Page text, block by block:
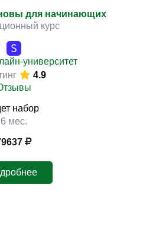
для начинающих
курс
университет
4.9
набор
6 мес.